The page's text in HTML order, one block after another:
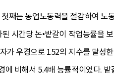
째는 농업노동력을 절감하여
시간당 논•밭갈이 작업능률을
가 우경으로 152의 지수를 달성
에 비해서 5.4배 능률적이었다.